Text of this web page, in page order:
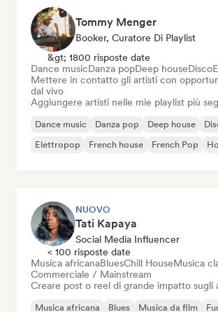
Tommy Menger
Booker, Curatore Di Playlist
&gt; 1800 risposte date
Dance musicDanza popDeep houseDisco
Mettere in contatto gli artisti con
dal vivo
Aggiungere artisti nelle mie playlist più
Dance music Danza pop Deep house
Elettropop
French house French Pop
NUOVO
Tati Kapaya
Social Media Influencer
< 100 risposte date
Musica africanaBluesChill HouseMusica
Commerciale / Mainstream
Creare post o reel di grande impatto sugli
Musica africana Blues Musica da film